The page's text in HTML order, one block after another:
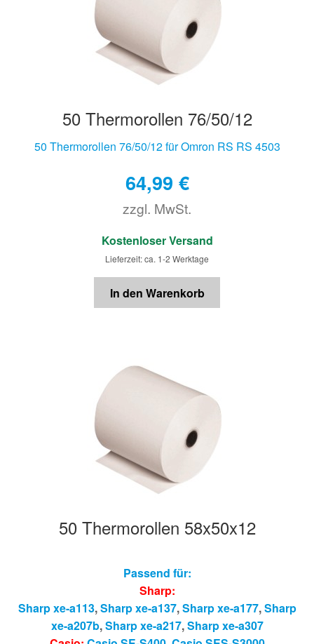
50 Thermorollen 76/50/12
50 Thermorollen 76/50/12 für Omron RS RS 4503
64,99 €
zzgl. MwSt.
€
Kostenloser Versand
Lieferzeit: ca. 1-2 Werktage
In den Warenkorb
50 Thermorollen 58x50x12
Passend für:
Sharp:
Sharp xe-a113,Sharp xe-a137,Sharp xe-a177,Sharp
xe-a207b,Sharp xe-a217,Sharp xe-a307